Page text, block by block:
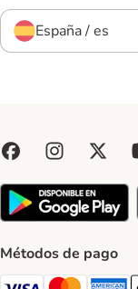
España / es
Métodos de pago